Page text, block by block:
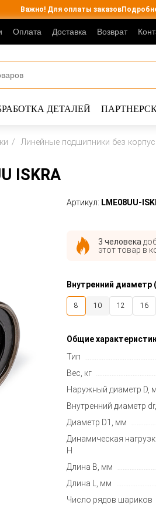
Важно! Для оплаты заказов
Оплата Доставка Возврат
ДЕТАЛЕЙ
Линейные подшипники без
ISKRA
Артикул: LME08UU-
3 человека
этот товар в
Внутренний диаметр
8 10 12 16
Общие
Тип
Вес, кг
Наружный диаметр D,
Внутренний диаметр
Диаметр D1, мм
Динамическая
Н
Длина B, мм
Длина L, мм
Число рядов шариков